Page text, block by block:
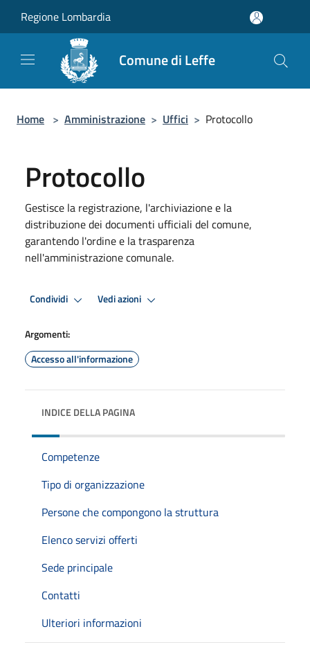
Regione Lombardia
Comune di Leffe
Home > Amministrazione > Uffici > Protocollo
Protocollo
Gestisce la registrazione, l'archiviazione e la
distribuzione dei documenti ufficiali del comune,
garantendo l'ordine e la trasparenza
nell'amministrazione comunale.
Condividi Vedi azioni
Argomenti:
Accesso all'informazione
INDICE DELLA PAGINA
Competenze
Tipo di organizzazione
Persone che compongono la struttura
Elenco servizi offerti
Sede principale
Contatti
Ulteriori informazioni